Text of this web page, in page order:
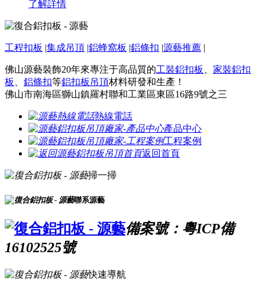
了解詳情
工程扣板 |集成吊頂 |鋁蜂窩板 |鋁條扣 |源藝推薦 |
佛山源藝裝飾20年來專注于高品質的工裝鋁扣板
家裝鋁扣
板
鋁條扣等鋁扣板吊頂材料研發和生產！
佛山市南海區獅山鎮羅村聯和工業區東區16路9號之三
熱線電話
產品中心
工程案例
返回首頁
掃一掃
聯系源藝
備案號：粵ICP備
16102525號
快速導航